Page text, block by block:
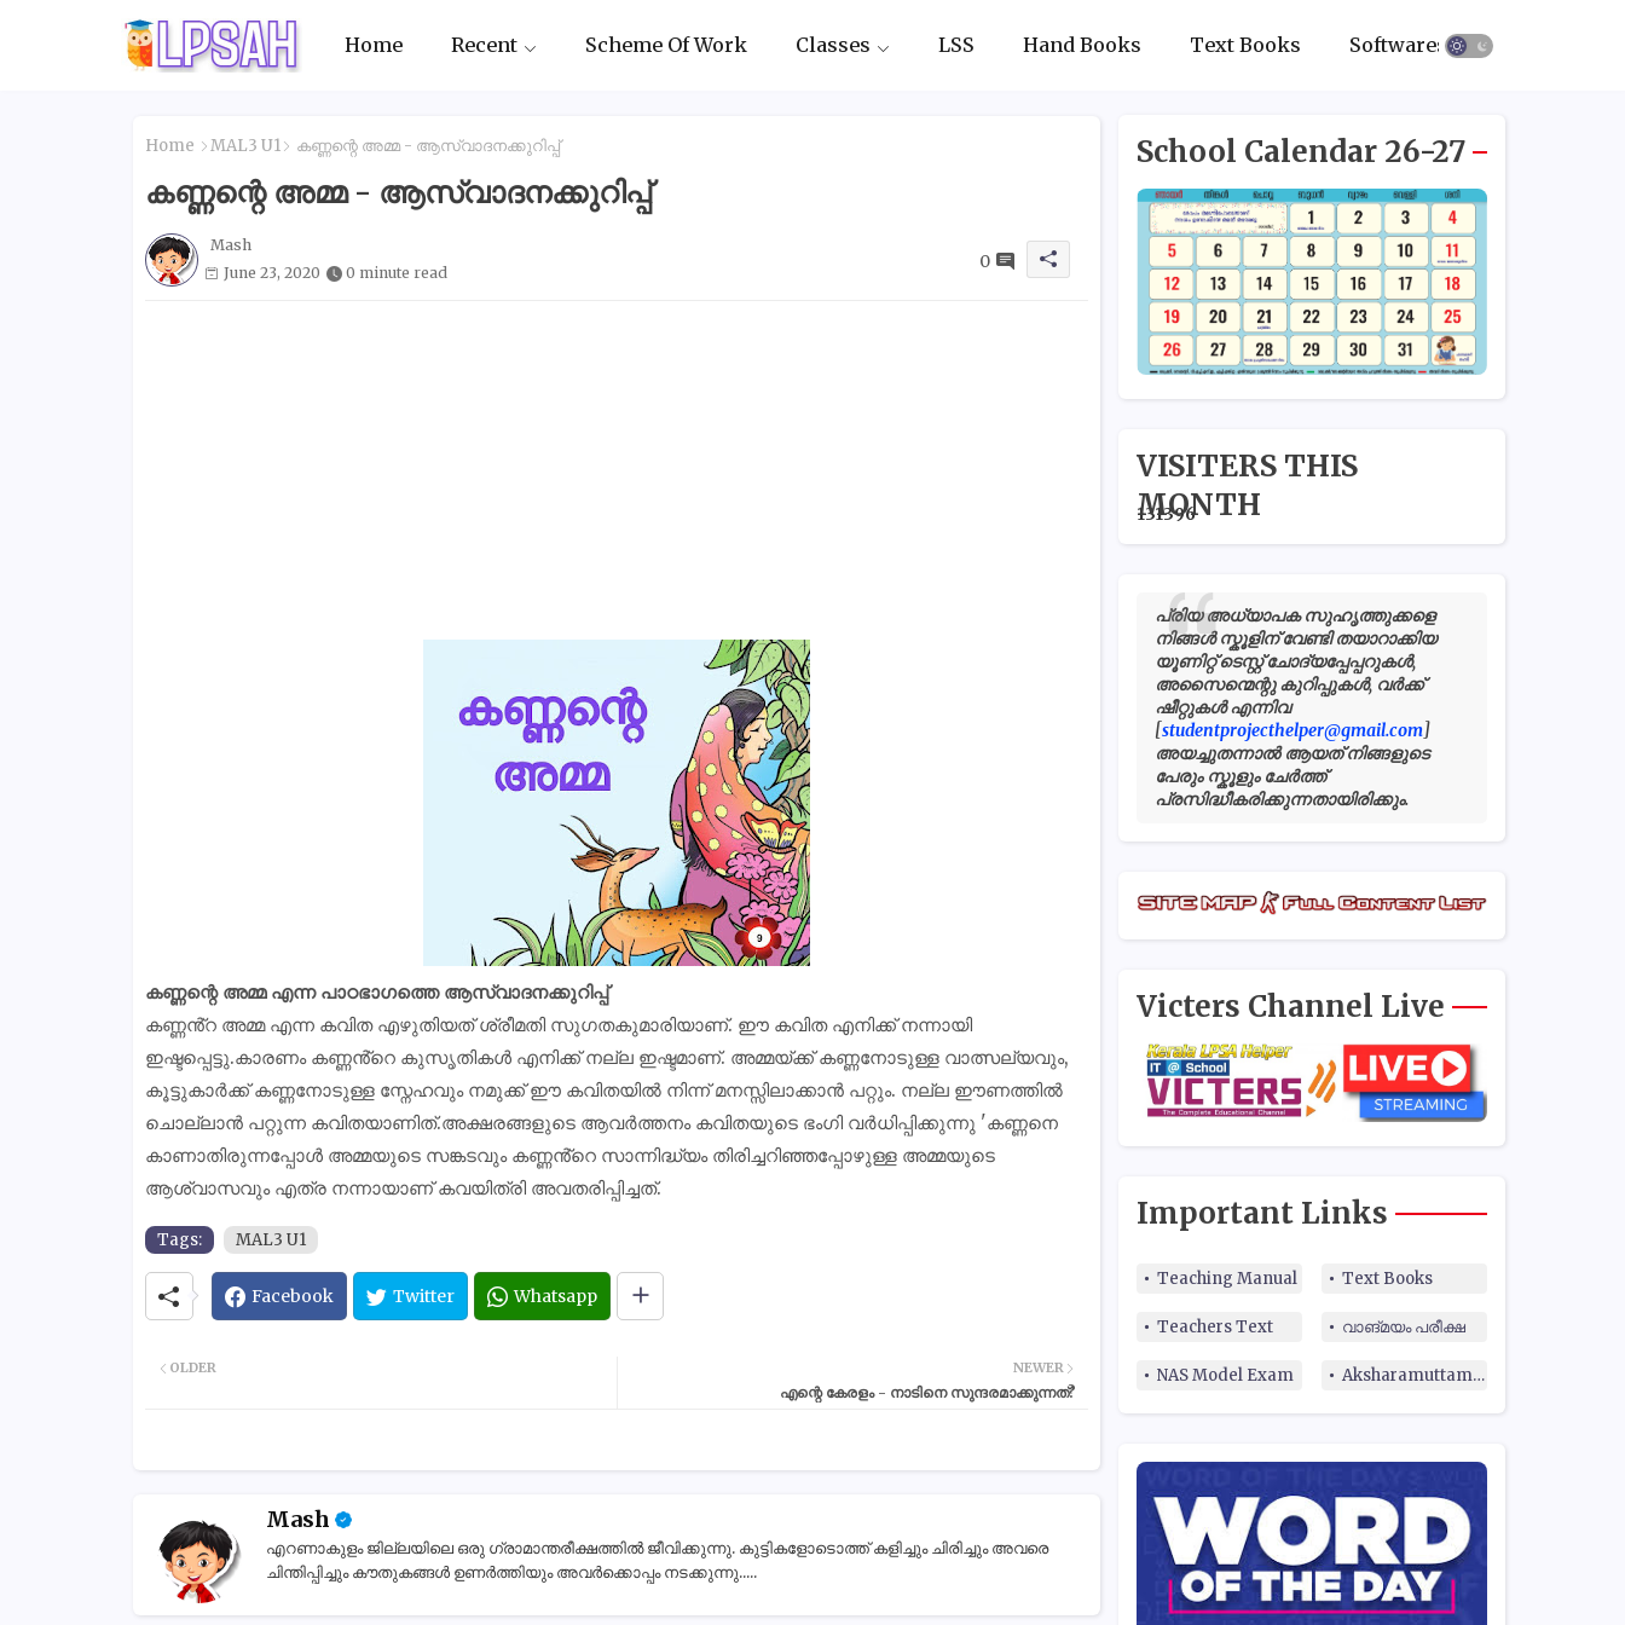
Home Recent Scheme Of Work Classes LSS Hand Books Text Books Softwares
Home MAL3 U1 കണ്ണന്റെ അമ്മ - ആസ്വാദനക്കുറിപ്പ്
കണ്ണന്റെ അമ്മ - ആസ്വാദനക്കുറിപ്പ്
Mash
June 23, 2020
0 minute read
0
കണ്ണന്റെ അമ്മ എന്ന പാഠഭാഗത്തെ ആസ്വാദനക്കുറിപ്പ്
കണ്ണൻ്റ അമ്മ എന്ന കവിത എഴുതിയത് ശ്രീമതി സുഗതകുമാരിയാണ്. ഈ കവിത എനിക്ക് നന്നായി
ഇഷ്ടപ്പെട്ടു.കാരണം കണ്ണൻ്റെ കുസൃതികൾ എനിക്ക് നല്ല ഇഷ്ടമാണ്. അമ്മയ്ക്ക് കണ്ണനോടുള്ള വാത്സല്യവും,
കൂട്ടുകാർക്ക് കണ്ണനോടുള്ള സ്നേഹവും നമുക്ക് ഈ കവിതയിൽ നിന്ന് മനസ്സിലാക്കാൻ പറ്റും. നല്ല ഈണത്തിൽ
ചൊല്ലാൻ പറ്റുന്ന കവിതയാണിത്.അക്ഷരങ്ങളുടെ ആവർത്തനം കവിതയുടെ ഭംഗി വർധിപ്പിക്കുന്നു 'കണ്ണനെ
കാണാതിരുന്നപ്പോൾ അമ്മയുടെ സങ്കടവും കണ്ണൻ്റെ സാന്നിദ്ധ്യം തിരിച്ചറിഞ്ഞപ്പോഴുള്ള അമ്മയുടെ
ആശ്വാസവും എത്ര നന്നായാണ് കവയിത്രി അവതരിപ്പിച്ചത്.
Tags: MAL3 U1
Facebook Twitter Whatsapp
NEWER
എന്റെ കേരളം - നാടിനെ സുന്ദരമാക്കുന്നത്?
OLDER
Mash
എറണാകുളം ജില്ലയിലെ ഒരു ഗ്രാമാന്തരീക്ഷത്തിൽ ജീവിക്കുന്നു. കുട്ടികളോടൊത്ത് കളിച്ചും ചിരിച്ചും അവരെ
ചിന്തിപ്പിച്ചും കൗതുകങ്ങൾ ഉണർത്തിയും അവർക്കൊപ്പം നടക്കുന്നു.....
School Calendar 26-27
VISITERS THIS
MONTH
131396
പ്രിയ അധ്യാപക സുഹൃത്തുക്കളെ
നിങ്ങൾ സ്കൂളിന് വേണ്ടി തയാറാക്കിയ
യൂണിറ്റ് ടെസ്റ്റ് ചോദ്യപ്പേപ്പറുകൾ,
അസൈന്മെന്റു കുറിപ്പുകൾ, വർക്ക്
ഷീറ്റുകൾ എന്നിവ
[studentprojecthelper@gmail.com]
അയച്ചുതന്നാൽ ആയത് നിങ്ങളുടെ
പേരും സ്കൂളും ചേർത്ത്
പ്രസിദ്ധീകരിക്കുന്നതായിരിക്കും.
Victers Channel Live
Important Links
Teaching Manual Text Books
Teachers Text വാങ്മയം പരീക്ഷ
NAS Model Exam Aksharamuttam Quiz